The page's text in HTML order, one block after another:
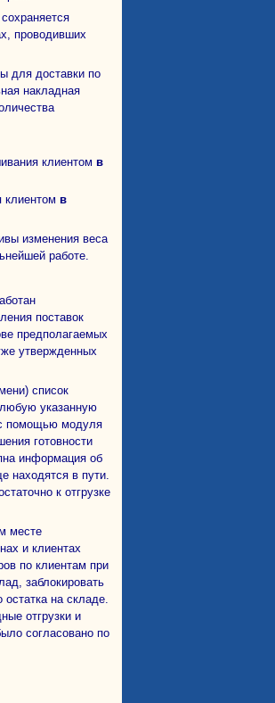
проводивших
накладная
клиентомв
клиентомв
работе.
поставок
предполагаемых
утвержденных
указанную
помощью модуля
готовности
информация об
находятся в пути.
к отгрузке
и клиентах
по клиентам при
заблокировать
остатка на складе.
отгрузки и
согласовано по